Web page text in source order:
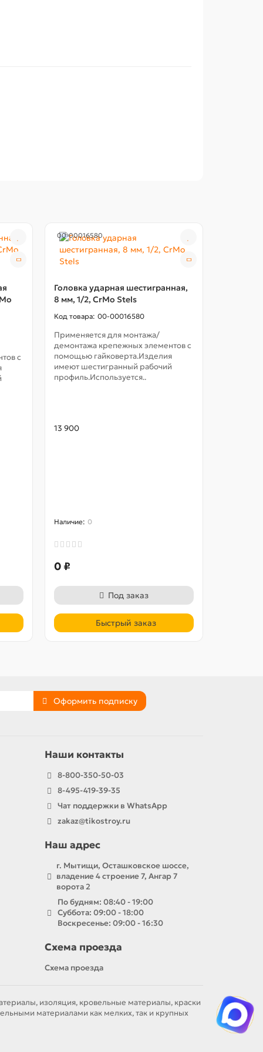
с
00-00016580
Головка ударная шестигранная,
8 мм, 1/2, CrMo Stels
00-00016580
Применяется для монтажа/
демонтажа крепежных элементов с
помощью гайковерта.Изделия
имеют шестигранный рабочий
профиль.Используется..
13 900
0
0 ₽
Под заказ
Быстрый заказ
Оформить подписку
Наши контакты
8-800-350-50-03
8-495-419-39-35
Чат поддержки в WhatsApp
zakaz@tikostroy.ru
Наш адрес
г. Мытищи, Осташковское шоссе,
владение 4 строение 7, Ангар 7
ворота 2
По будням: 08:40 - 19:00
Суббота: 09:00 - 18:00
Воскресенье: 09:00 - 16:30
Схема проезда
Схема проезда
изоляция, кровельные материалы, краски
материалами как мелких, так и крупных